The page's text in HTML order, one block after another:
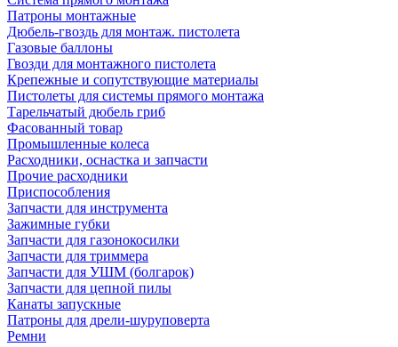
Патроны монтажные
Дюбель-гвоздь для монтаж. пистолета
Газовые баллоны
Гвозди для монтажного пистолета
Крепежные и сопутствующие материалы
Пистолеты для системы прямого монтажа
Тарельчатый дюбель гриб
Фасованный товар
Промышленные колеса
Расходники, оснастка и запчасти
Прочие расходники
Приспособления
Запчасти для инструмента
Зажимные губки
Запчасти для газонокосилки
Запчасти для триммера
Запчасти для УШМ (болгарок)
Запчасти для цепной пилы
Канаты запускные
Патроны для дрели-шуруповерта
Ремни